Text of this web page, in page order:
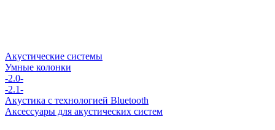
Акустические системы
Умные колонки
-2.0-
-2.1-
Акустика с технологией Bluetooth
Аксессуары для акустических систем